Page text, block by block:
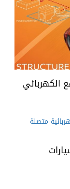
الكهربائي